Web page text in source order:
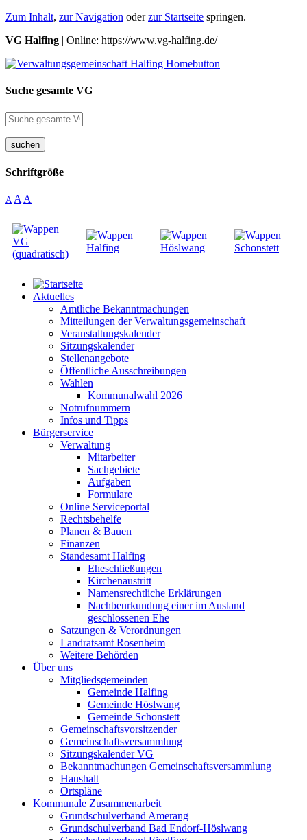
Zum Inhalt, zur Navigation oderzur Startseite springen.
VG Halfing | Online: https://www.vg-halfing.de/
Suche gesamte VG
suchen
Schriftgröße
A A A
Aktuelles
Amtliche Bekanntmachungen
Mitteilungen der Verwaltungsgemeinschaft
Veranstaltungskalender
Sitzungskalender
Stellenangebote
Öffentliche Ausschreibungen
Wahlen
Kommunalwahl 2026
Notrufnummern
Infos und Tipps
Bürgerservice
Verwaltung
Mitarbeiter
Sachgebiete
Aufgaben
Formulare
Online Serviceportal
Rechtsbehelfe
Planen & Bauen
Finanzen
Standesamt Halfing
Eheschließungen
Kirchenaustritt
Namensrechtliche Erklärungen
Nachbeurkundung einer im Ausland
geschlossenen Ehe
Satzungen & Verordnungen
Landratsamt Rosenheim
Weitere Behörden
Über uns
Mitgliedsgemeinden
Gemeinde Halfing
Gemeinde Höslwang
Gemeinde Schonstett
Gemeinschaftsvorsitzender
Gemeinschaftsversammlung
Sitzungskalender VG
Bekanntmachungen Gemeinschaftsversammlung
Haushalt
Ortspläne
Kommunale Zusammenarbeit
Grundschulverband Amerang
Grundschulverband Bad Endorf-Höslwang